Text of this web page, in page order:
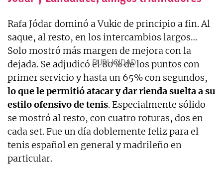
Rafa Jódar dominó a Vukic de principio a fin. Al
saque, al resto, en los intercambios largos…
Solo mostró más margen de mejora con la
dejada. Se adjudicó el 80% de los puntos con
primer servicio y hasta un 65% con segundos,
lo que le permitió atacar y dar rienda suelta a su
estilo ofensivo de tenis. Especialmente sólido
se mostró al resto, con cuatro roturas, dos en
cada set. Fue un día doblemente feliz para el
tenis español en general y madrileño en
particular.